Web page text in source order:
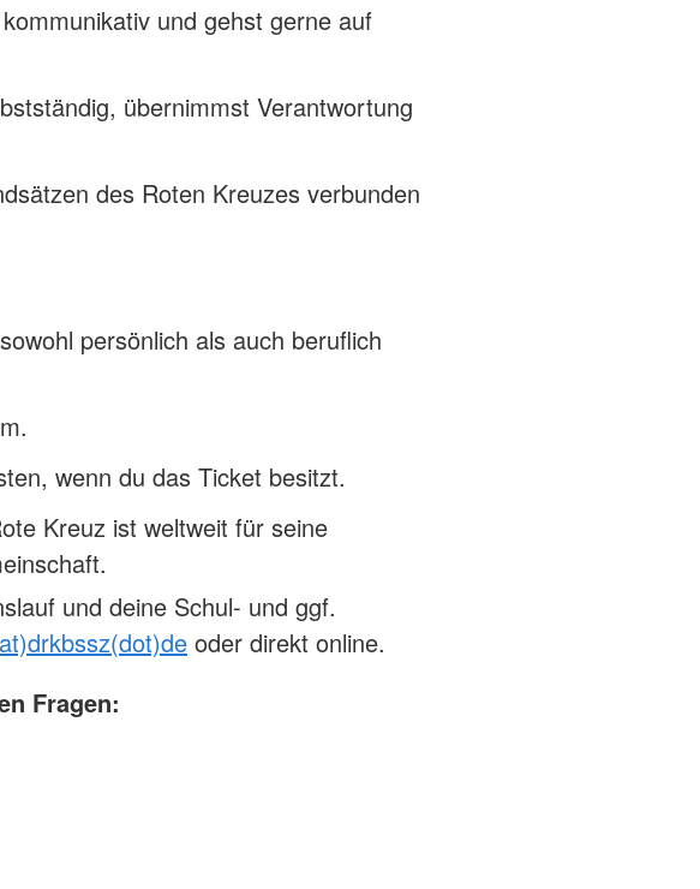
und gehst gerne auf
übernimmst Verantwortung
des Roten Kreuzes verbunden
persönlich als auch beruflich
wenn du das Ticket besitzt.
Kreuz ist weltweit für seine
und deine Schul- und ggf.
oder direkt online.
Fragen: